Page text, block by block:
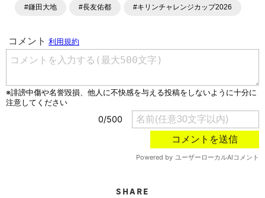
#鎌田大地 #長友佑都 #キリンチャレンジカップ2026
SHARE